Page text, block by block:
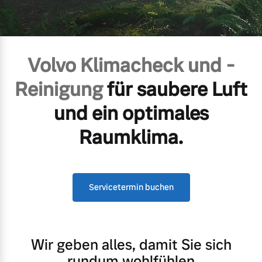
Mild-Hybrid
Geschäftskunden
Konnektivität
Angebot anfragen
Volvo Gebrauchtwagenbörse
Aktuelle Zubehörangebote
Zubehörkatalog
Service by Volvo
Sie erhalten bei uns eine
Vielzahl von Original
Kontakt und Anfahrt
Volvo Klimacheck und -
Reinigungfür saubere Luft
und ein optimales
Raumklima.
Servicetermin buchen
Wir geben alles, damit Sie sich